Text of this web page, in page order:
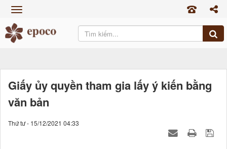
TRANG CHỦ
GIỚI THIỆU
TIN TỨC
CỔ ĐÔNG
TUYỂN DỤNG
Giấy ủy quyền tham gia lấy ý kiến bằng
văn bản
Thứ tư - 15/12/2021 04:33